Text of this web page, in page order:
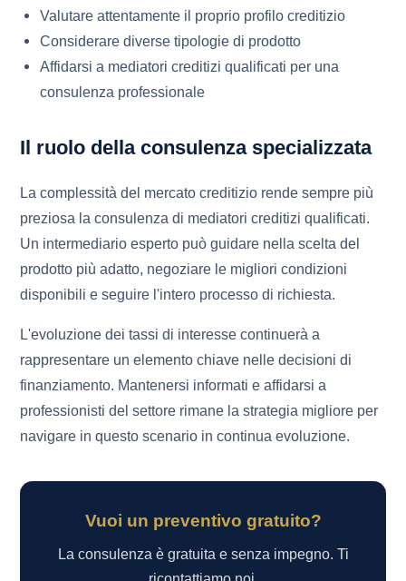
Valutare attentamente il proprio profilo creditizio
Considerare diverse tipologie di prodotto
Affidarsi a mediatori creditizi qualificati per una
consulenza professionale
Il ruolo della consulenza specializzata
La complessità del mercato creditizio rende sempre più
preziosa la consulenza di mediatori creditizi qualificati.
Un intermediario esperto può guidare nella scelta del
prodotto più adatto, negoziare le migliori condizioni
disponibili e seguire l'intero processo di richiesta.
L'evoluzione dei tassi di interesse continuerà a
rappresentare un elemento chiave nelle decisioni di
finanziamento. Mantenersi informati e affidarsi a
professionisti del settore rimane la strategia migliore per
navigare in questo scenario in continua evoluzione.
Vuoi un preventivo gratuito?
La consulenza è gratuita e senza impegno. Ti